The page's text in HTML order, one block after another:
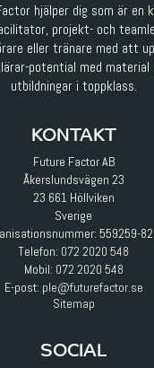
hjälper dig som är en
projekt- och
eller tränare med att
potential med material
utbildningar i toppklass.
KONTAKT
Future Factor AB
Åkerslundsvägen 23
23 661 Höllviken
Sverige
559259-
Telefon: 072 2020 548
Mobil: 072 2020 548
E-post: ple@futurefactor.se
Sitemap
SOCIAL